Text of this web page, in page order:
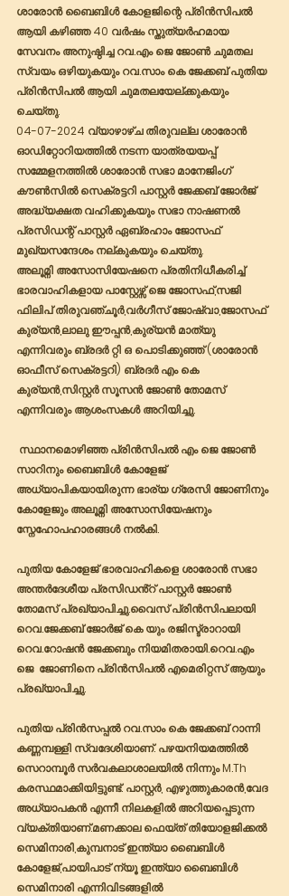
ശാരോൻ ബൈബിൾ കോളജിന്റെ പ്രിൻസിപൽ
ആയി കഴിഞ്ഞ 40 വർഷം സ്തുത്യർഹമായ
സേവനം അനുഷ്ഠിച്ച റവ.എം ജെ ജോൺ ചുമതല
സ്വയം ഒഴിയുകയും റവ.സാം കെ ജേക്കബ് പുതിയ
പ്രിൻസിപൽ ആയി ചുമതലയേല്ക്കുകയും
ചെയ്തു.
04-07-2024 വ്യാഴാഴ്ച തിരുവല്ല ശാരോൻ
ഓഡിറ്റോറിയത്തിൽ നടന്ന യാത്രയയപ്പ്
സമ്മേളനത്തിൽ ശാരോൻ സഭാ മാനേജിംഗ്
കൗൺസിൽ സെക്രട്ടറി പാസ്റ്റർ ജേക്കബ് ജോർജ്
അദ്ധ്യക്ഷത വഹിക്കുകയും സഭാ നാഷണൽ
പ്രസിഡന്റ് പാസ്റ്റർ ഏബ്രഹാം ജോസഫ്
മുഖ്യസന്ദേശം നല്കുകയും ചെയ്തു.
അലൂമ്നി അസോസിയേഷനെ പ്രതിനിധീകരിച്ച്
ഭാരവാഹികളായ പാസ്റ്റേഴ്സ് ജെ ജോസഫ്,സജി
ഫിലിപ് തിരുവഞ്ചൂർ,വർഗീസ് ജോഷ്വാ,ജോസഫ്
കുര്യൻ,ലാലു ഈപ്പൻ,കുര്യൻ മാത്യു
എന്നിവരും ബ്രദർ റ്റി ഒ പൊടിക്കുഞ്ഞ് (ശാരോൻ
ഓഫീസ് സെക്രട്ടറി) ബ്രദർ എം കെ
കുര്യൻ,സിസ്റ്റർ സൂസൻ ജോൺ തോമസ്
എന്നിവരും ആശംസകൾ അറിയിച്ചു.
സാറിനും ബൈബിൾ കോളേജ്
അധ്യാപികയായിരുന്ന ഭാര്യ ഗ്രേസി ജോണിനും
കോളേജും അലൂമ്നി അസോസിയേഷനും
സ്നേഹോപഹാരങ്ങൾ നൽകി.
പുതിയ കോളേജ് ഭാരവാഹികളെ ശാരോൻ സഭാ
അന്തർദേശീയ പ്രസിഡൻ്റ് പാസ്റ്റർ ജോൺ
തോമസ് പ്രഖ്യാപിച്ചു.വൈസ് പ്രിൻസിപലായി
റെവ.ജേക്കബ് ജോർജ് കെ യും രജിസ്ട്രാറായി
റെവ.റോഷൻ ജേക്കബും നിയമിതരായി.റെവ.എം
ജെ  ജോണിനെ പ്രിൻസിപൽ എമെരിറ്റസ് ആയും
പ്രഖ്യാപിച്ചു.
പുതിയ പ്രിൻസപ്പൽ റവ.സാം കെ ജേക്കബ് റാന്നി
കണ്ണമ്പള്ളി സ്വദേശിയാണ്. പഴയനിയമത്തിൽ
സെറാമ്പൂർ സർവകലാശാലയിൽ നിന്നും M.Th
കരസ്ഥമാക്കിയിട്ടുണ്ട്. പാസ്റ്റർ, എഴുത്തുകാരൻ,വേദ
അധ്യാപകൻ എന്നീ നിലകളിൽ അറിയപ്പെടുന്ന
വ്യക്തിയാണ്.മണക്കാല ഫെയ്ത് തിയോളജിക്കൽ
സെമിനാരി,കുമ്പനാട് ഇന്ത്യാ ബൈബിൾ
കോളേജ്,പായിപാട് ന്യൂ ഇന്ത്യാ ബൈബിൾ
സെമിനാരി എന്നിവിടങ്ങളിൽ